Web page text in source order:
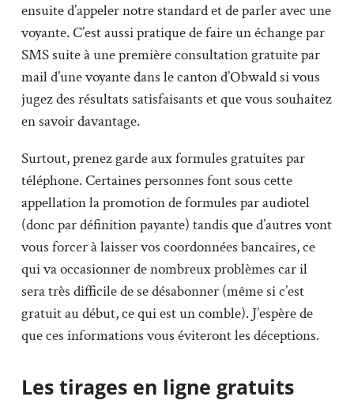
ensuite d’appeler notre standard et de parler avec une
voyante. C’est aussi pratique de faire un échange par
SMS suite à une première consultation gratuite par
mail d’une voyante dans le canton d’Obwald si vous
jugez des résultats satisfaisants et que vous souhaitez
en savoir davantage.
Surtout, prenez garde aux formules gratuites par
téléphone. Certaines personnes font sous cette
appellation la promotion de formules par audiotel
(donc par définition payante) tandis que d’autres vont
vous forcer à laisser vos coordonnées bancaires, ce
qui va occasionner de nombreux problèmes car il
sera très difficile de se désabonner (même si c’est
gratuit au début, ce qui est un comble). J’espère de
que ces informations vous éviteront les déceptions.
Les tirages en ligne gratuits